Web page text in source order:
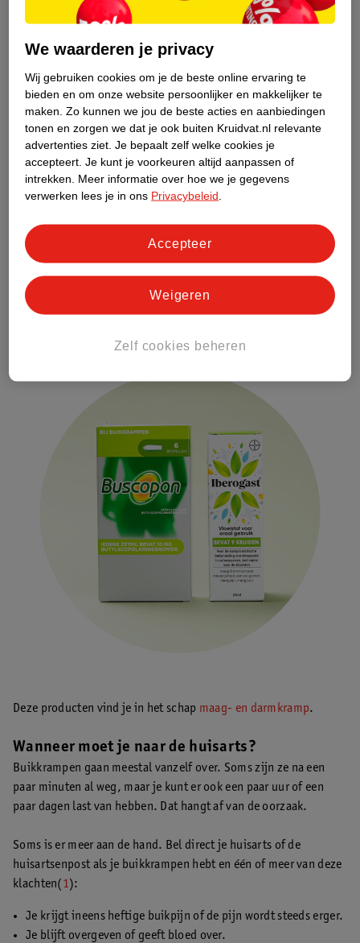
belangrijk om naar je lichaam te luisteren. Eet
vezelrijk, drink genoeg water en probeer te
ontspannen en rustig te bewegen. Vaak gaan de
Middelen bij buikkrampen
Wil je net wat extra ondersteuning? Dan kun je een
zelfzorgmiddel proberen, zoals:
Iberogast druppels
kruiden verlichten verschillende klachten door een prikkelbare maag
Buscopan zetpillen
*. Deze kun je gebruiken voor de
behandeling van spasmen (krampen) van het
butylscopolaminebromide heft de verkramping op.
Deze producten vind je in het schap maag- en darmkramp.
Wanneer moet je naar de huisarts?
Buikkrampen gaan meestal vanzelf over. Soms zijn ze na een
paar minuten al weg, maar je kunt er ook een paar uur of een
paar dagen last van hebben. Dat hangt af van de oorzaak.
Soms is er meer aan de hand. Bel direct je huisarts of de
huisartsenpost als je buikkrampen hebt en één of meer van deze
klachten(1):
Je krijgt ineens heftige buikpijn of de pijn wordt steeds erger.
Je blijft overgeven of geeft bloed over.
We waarderen je privacy
Wij gebruiken cookies om je de beste online ervaring te
bieden en om onze website persoonlijker en makkelijker te
maken. Zo kunnen we jou de beste acties en aanbiedingen
tonen en zorgen we dat je ook buiten Kruidvat.nl relevante
advertenties ziet. Je bepaalt zelf welke cookies je
accepteert. Je kunt je voorkeuren altijd aanpassen of
intrekken.
Meer informatie over hoe we je gegevens
verwerken lees je in ons Privacybeleid
Zelf cookies beheren
Weigeren
Accepteer